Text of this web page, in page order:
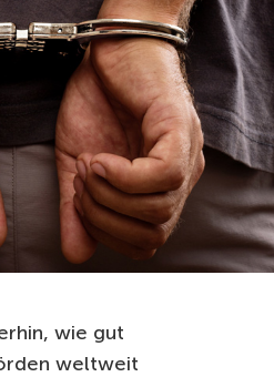
wie gut
weltweit